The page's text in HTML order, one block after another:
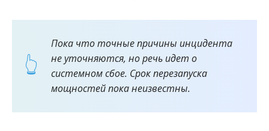
Пока что точные причины инцидента
не уточняются, но речь идет о
системном сбое. Срок перезапуска
мощностей пока неизвестны.